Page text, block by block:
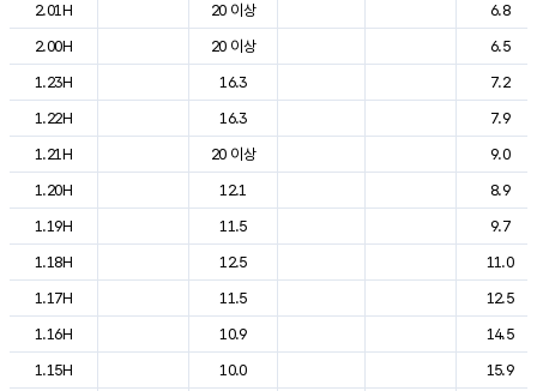
2.01H
20 이상
6.8
2.00H
20 이상
6.5
1.23H
16.3
7.2
1.22H
16.3
7.9
1.21H
20 이상
9.0
1.20H
12.1
8.9
1.19H
11.5
9.7
1.18H
12.5
11.0
1.17H
11.5
12.5
1.16H
10.9
14.5
1.15H
10.0
15.9